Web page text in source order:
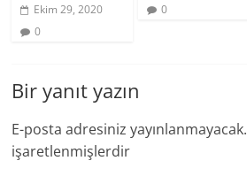
Ekim 29, 2020
0
0
Bir yanıt yazın
E-posta adresiniz yayınlanmayacak.
işaretlenmişlerdir